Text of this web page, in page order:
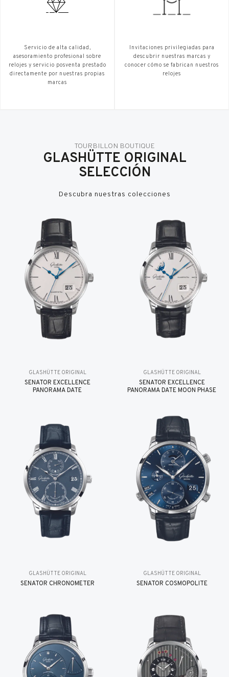
Servicio de alta calidad,
asesoramiento profesional sobre
relojes y servicio posventa prestado
directamente por nuestras propias
marcas
Invitaciones privilegiadas para
descubrir nuestras marcas y
conocer cómo se fabrican nuestros
relojes
TOURBILLON BOUTIQUE
GLASHÜTTE ORIGINAL
SELECCIÓN
Descubra nuestras colecciones
GLASHÜTTE ORIGINAL
SENATOR EXCELLENCE
PANORAMA DATE
GLASHÜTTE ORIGINAL
SENATOR EXCELLENCE
PANORAMA DATE MOON PHASE
GLASHÜTTE ORIGINAL
SENATOR CHRONOMETER
GLASHÜTTE ORIGINAL
SENATOR COSMOPOLITE